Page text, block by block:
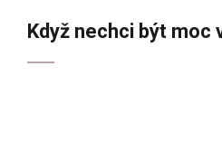
Když nechci být moc